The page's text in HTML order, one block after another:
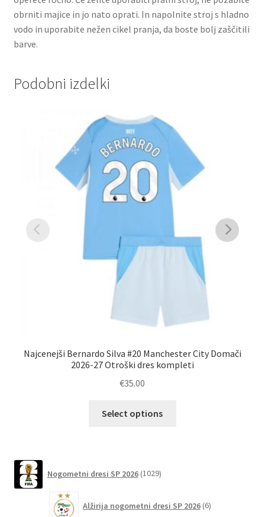
obrniti majice in jo nato oprati. In napolnite stroj s hladno
vodo in uporabite nežen cikel pranja, da boste bolj zaščitili
barve.
Podobni izdelki
Najcenejši Bernardo Silva #20 Manchester City Domači
2026-27 Otroški dres kompleti
€35.00
Select options
izberete
Nogometni dresi SP 2026 1029izdelkov
Alžirija nogometni dresi SP 2026 6izdelkov